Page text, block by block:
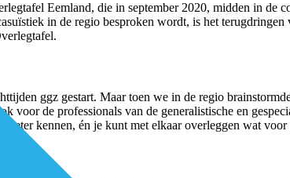
Eemland, die in september 2020, midden in
in de regio besproken wordt, is het
ggz gestart. Maar toen we in de regio
voor de professionals van de generalistische en
beter kennen, én je kunt met elkaar overleggen wat